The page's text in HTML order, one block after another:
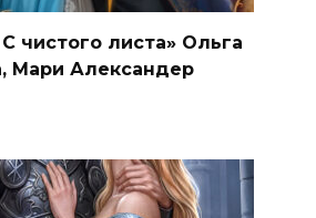
чистого листа» Ольга
Мари Александер